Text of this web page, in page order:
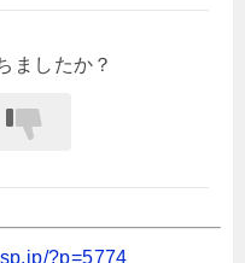
ましたか？
?p=5774